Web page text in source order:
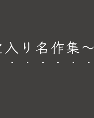
り名作集～